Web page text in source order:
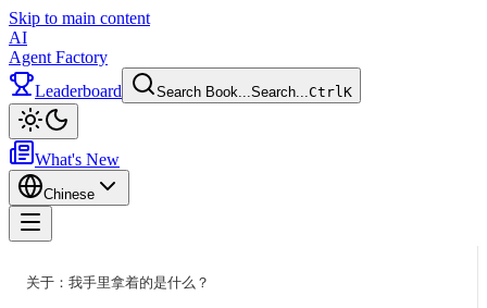
Skip to main content
AI
Agent Factory
Leaderboard
Search Book...Search...CtrlK
What's New
Chinese
关于：我手里拿着的是什么？